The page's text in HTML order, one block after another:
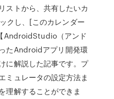
ストから、共有したいカ
クし、[このカレンダー
AndroidStudio（アンド
たAndroidアプリ開発環
に解説した記事です。プ
ミュレータの設定方法ま
理解することができま